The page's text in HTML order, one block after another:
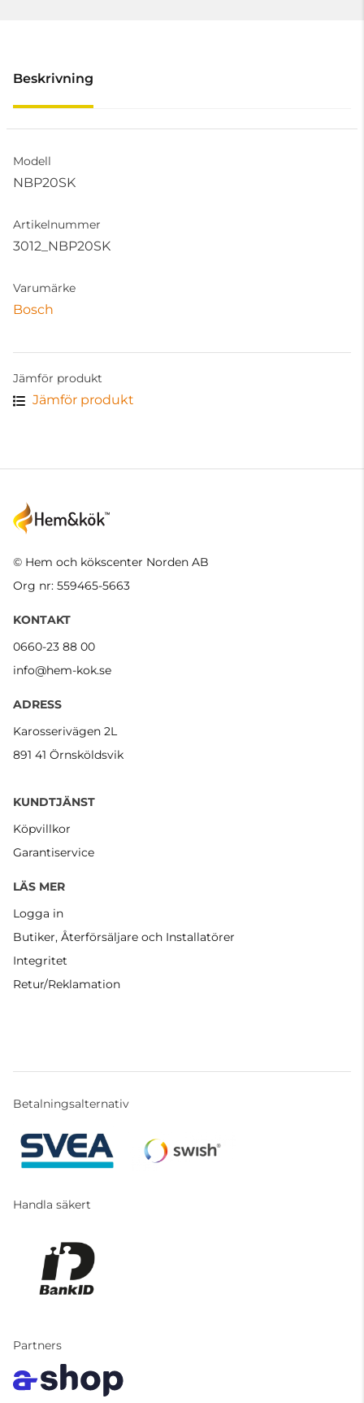
Beskrivning
Modell
NBP20SK
Artikelnummer
3012_NBP20SK
Varumärke
Bosch
Jämför produkt
Jämför produkt
© Hem och kökscenter Norden AB
Org nr: 559465-5663
KONTAKT
0660-23 88 00
info@hem-kok.se
ADRESS
Karosserivägen 2L
891 41 Örnsköldsvik
KUNDTJÄNST
Köpvillkor
Garantiservice
LÄS MER
Logga in
Butiker, Återförsäljare och Installatörer
Integritet
Retur/Reklamation
Betalningsalternativ
Handla säkert
Partners